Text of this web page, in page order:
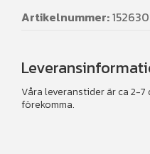
Artikelnummer:152630
Våra leveranstider är ca 2-7
förekomma.